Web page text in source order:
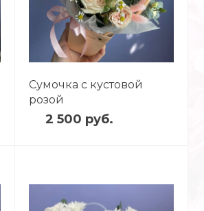
Сумочка с кустовой
розой
2 500 руб.